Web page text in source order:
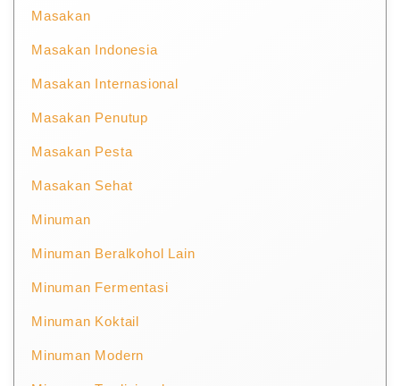
Masakan
Masakan Indonesia
Masakan Internasional
Masakan Penutup
Masakan Pesta
Masakan Sehat
Minuman
Minuman Beralkohol Lain
Minuman Fermentasi
Minuman Koktail
Minuman Modern